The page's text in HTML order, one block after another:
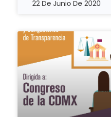
22 De Junio De 2020